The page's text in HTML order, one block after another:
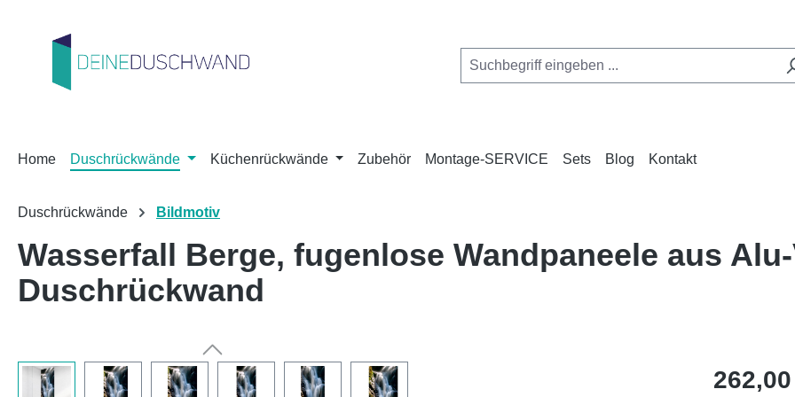
Home Duschrückwände Küchenrückwände Zubehör Montage-SERVICE Sets Blog Kontakt
Duschrückwände Bildmotiv
Wasserfall Berge, fugenlose Wandpaneele aus
Duschrückwand
Regulärer